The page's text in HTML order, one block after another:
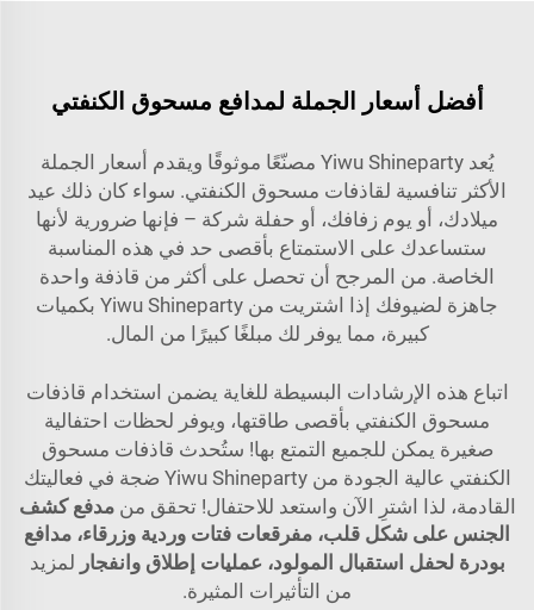
أفضل أسعار الجملة لمدافع مسحوق الكنفتي
يُعد Yiwu Shineparty مصنّعًا موثوقًا ويقدم أسعار الجملة
الأكثر تنافسية لقاذفات مسحوق الكنفتي. سواء كان ذلك عيد
ميلادك، أو يوم زفافك، أو حفلة شركة – فإنها ضرورية لأنها
ستساعدك على الاستمتاع بأقصى حد في هذه المناسبة
الخاصة. من المرجح أن تحصل على أكثر من قاذفة واحدة
جاهزة لضيوفك إذا اشتريت من Yiwu Shineparty بكميات
كبيرة، مما يوفر لك مبلغًا كبيرًا من المال.
اتباع هذه الإرشادات البسيطة للغاية يضمن استخدام قاذفات
مسحوق الكنفتي بأقصى طاقتها، ويوفر لحظات احتفالية
صغيرة يمكن للجميع التمتع بها! ستُحدث قاذفات مسحوق
الكنفتي عالية الجودة من Yiwu Shineparty ضجة في فعاليتك
القادمة، لذا اشترِ الآن واستعد للاحتفال! تحقق منمدفع كشف
الجنس على شكل قلب، مفرقعات فتات وردية وزرقاء، مدافع
بودرة لحفل استقبال المولود، عمليات إطلاق وانفجار لمزيد
من التأثيرات المثيرة.